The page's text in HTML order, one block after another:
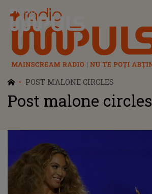
Radio Impuls
POST MALONE CIRCLES
Post malone circles